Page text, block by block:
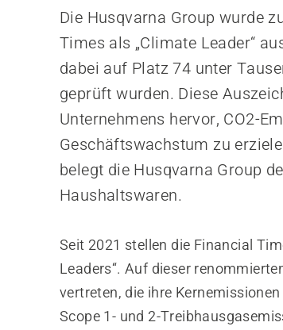
Die Husqvarna Group wurde
Times als „Climate Leader“
dabei auf Platz 74 unter
geprüft wurden. Diese
Unternehmens hervor, CO2-
Geschäftswachstum zu
belegt die Husqvarna Group
Haushaltswaren.
Seit 2021 stellen die Financial
Leaders“. Auf dieser
vertreten, die ihre
Scope 1- und 2-